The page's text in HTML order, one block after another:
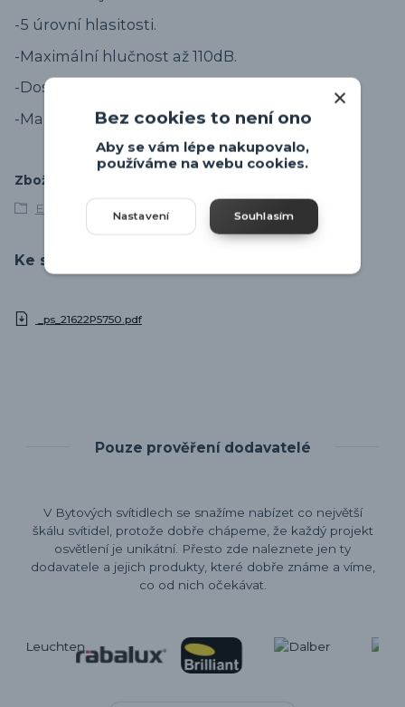
-5 úrovní hlasitosti.
-Maximální hlučnost až 110dB.
-Dosah až 150 metrů. V zástavě dosah klesá.
-Manuál v záložce "ke stažení".
Zboží zařazeno v kategoriích
Emos
Ke stažení
_ps_21622P5750.pdf
Pouze prověření dodavatelé
V Bytových svítidlech se snažíme nabízet co největší
škálu svítidel, protože dobře chápeme, že každý projekt
osvětlení je unikátní. Přesto zde naleznete jen ty
dodavatele a jejich produkty, které dobře známe a víme,
co od nich očekávat.
Bez cookies to není ono
Aby se vám lépe nakupovalo,
používáme na webu cookies.
Nastavení Souhlasím